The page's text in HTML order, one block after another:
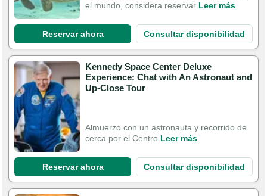
el mundo, considera reservar Leer más
Reservar ahora Consultar disponibilidad
Kennedy Space Center Deluxe
Experience: Chat with An Astronaut and
Up-Close Tour
Almuerzo con un astronauta y recorrido de
cerca por el Centro Leer más
Reservar ahora Consultar disponibilidad